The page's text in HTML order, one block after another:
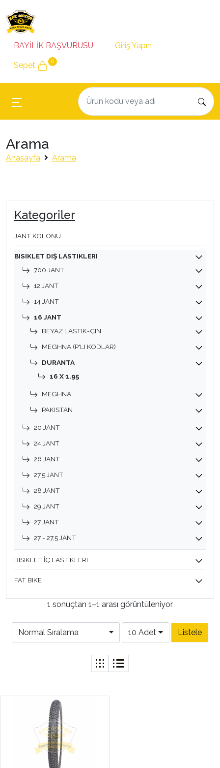
BAYİLİK BAŞVURUSU Giriş Yapın
Sepet 0
Arama
Anasayfa Arama
Kategoriler
JANT KOLONU
BISIKLET DIŞ LASTIKLERI
700 JANT
12 JANT
14 JANT
16 JANT
BEYAZ LASTIK-ÇIN
MEGHNA (P'LI KODLAR)
DURANTA
16 X 1.95
MEGHNA
PAKISTAN
20 JANT
24 JANT
26 JANT
27,5 JANT
28 JANT
29 JANT
27 JANT
27 - 27,5 JANT
BISIKLET İÇ LASTIKLERI
FAT BIKE
1 sonuçtan 1–1 arası görüntüleniyor
Normal Sıralama 10 Adet